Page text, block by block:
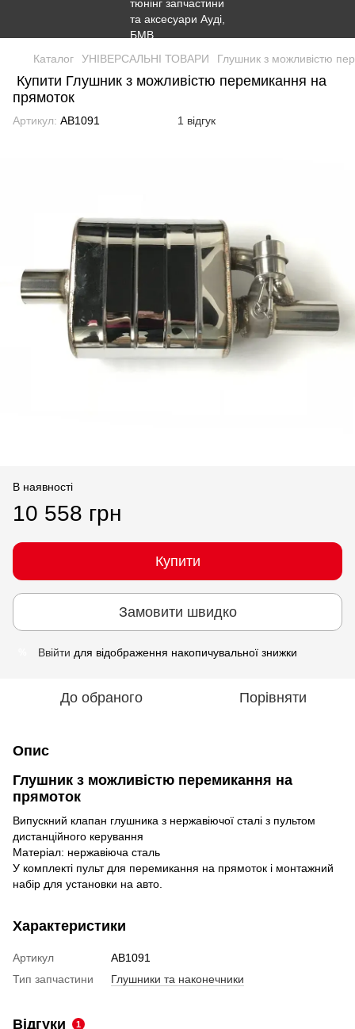
Каталог УНІВЕРСАЛЬНІ ТОВАРИ Глушник з можливістю
Купити Глушник з можливістю перемикання на
прямоток
Артикул: AB1091 1 відгук
В наявності
10 558 грн
Купити
Замовити швидко
Ввійти для відображення накопичувальної знижки
До обраного Порівняти
Опис
Глушник з можливістю перемикання на
прямоток
Випускний клапан глушника з нержавіючої сталі з пультом
дистанційного керування
Матеріал: нержавіюча сталь
У комплекті пульт для перемикання на прямоток і монтажний
набір для установки на авто
Характеристики
Артикул
AB1091
Тип запчастини
Глушники та наконечники
Відгуки 1